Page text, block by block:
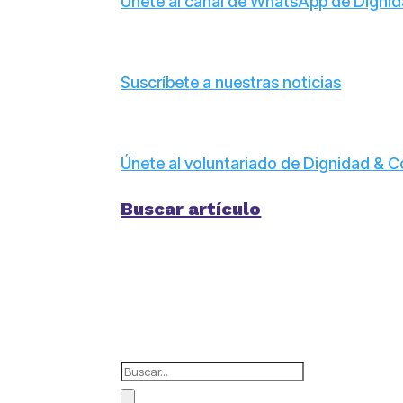
Suscríbete a nuestras noticias
Únete al voluntariado de Dignidad &
Buscar artículo